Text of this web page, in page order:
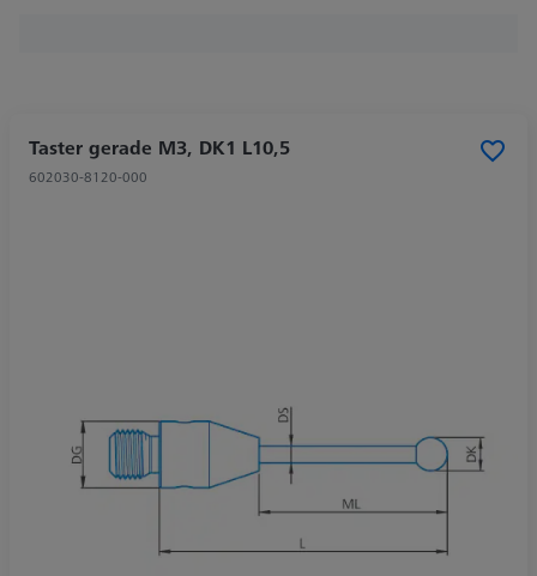
Taster gerade M3, DK1 L10,5
602030-8120-000